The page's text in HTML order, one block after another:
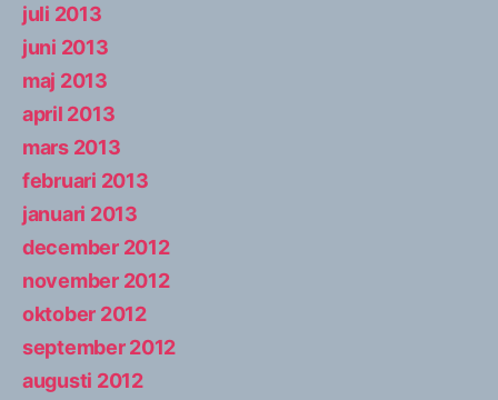
juli 2013
juni 2013
maj 2013
april 2013
mars 2013
februari 2013
januari 2013
december 2012
november 2012
oktober 2012
september 2012
augusti 2012